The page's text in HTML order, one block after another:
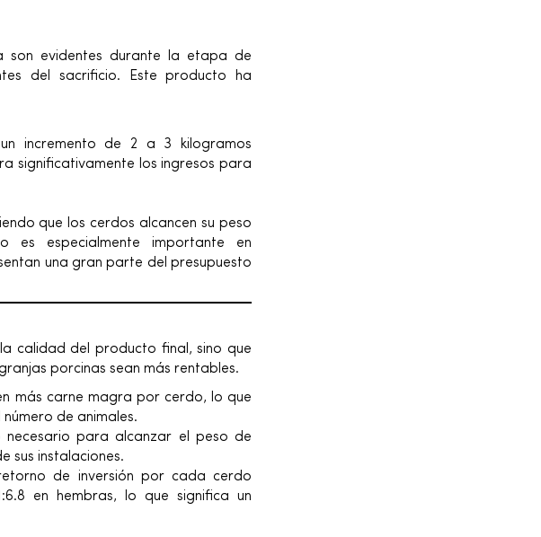
son evidentes durante la etapa de
del sacrificio. Este producto ha
incremento de 2 a 3 kilogramos
significativamente los ingresos para
que los cerdos alcancen su peso
es especialmente importante en
una gran parte del presupuesto
calidad del producto final, sino que
porcinas sean más rentables.
más carne magra por cerdo, lo que
de animales.
para alcanzar el peso de
sus instalaciones.
de inversión por cada cerdo
en hembras, lo que significa un